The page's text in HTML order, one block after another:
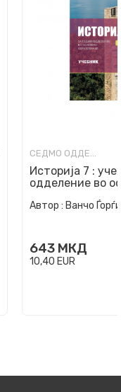
СЕДМО ОДДЕЛЕНИЕ
Историја 7 :
одделение во
Автор : Ванчо
643 МКД
10,40 EUR